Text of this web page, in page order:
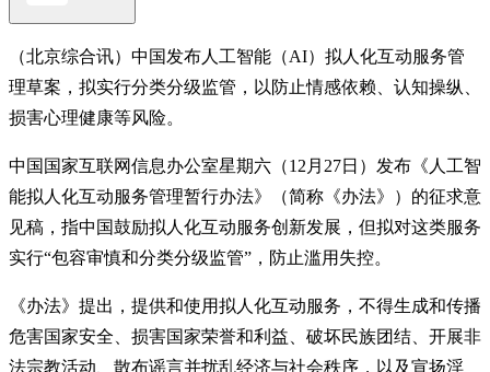
（北京综合讯）中国发布人工智能（AI）拟人化互动服务管
理草案，拟实行分类分级监管，以防止情感依赖、认知操纵、
损害心理健康等风险。
中国国家互联网信息办公室星期六（12月27日）发布《人工智
能拟人化互动服务管理暂行办法》（简称《办法》）的征求意
见稿，指中国鼓励拟人化互动服务创新发展，但拟对这类服务
实行“包容审慎和分类分级监管”，防止滥用失控。
《办法》提出，提供和使用拟人化互动服务，不得生成和传播
危害国家安全、损害国家荣誉和利益、破坏民族团结、开展非
法宗教活动、散布谣言并扰乱经济与社会秩序，以及宣扬淫